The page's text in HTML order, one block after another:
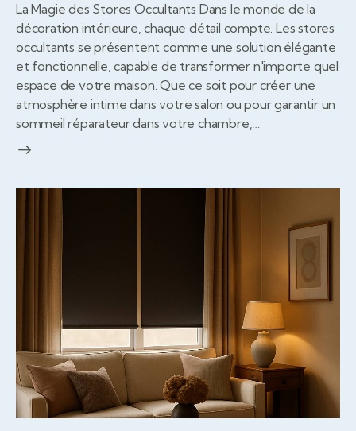
La Magie des Stores Occultants Dans le monde de la
décoration intérieure, chaque détail compte. Les stores
occultants se présentent comme une solution élégante
et fonctionnelle, capable de transformer n'importe quel
espace de votre maison. Que ce soit pour créer une
atmosphère intime dans votre salon ou pour garantir un
sommeil réparateur dans votre chambre,…